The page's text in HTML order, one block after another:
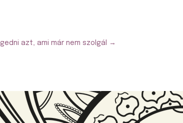
azt, ami már nem szolgál →